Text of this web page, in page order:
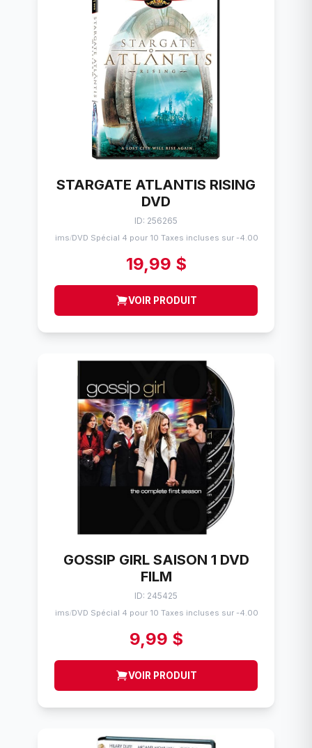
STARGATE ATLANTIS RISING
DVD
ID: 256265
Flims/DVD Spécial 4 pour 10 Taxes incluses sur -4.00$
19,99 $
VOIR PRODUIT
GOSSIP GIRL SAISON 1 DVD
FILM
ID: 245425
Flims/DVD Spécial 4 pour 10 Taxes incluses sur -4.00$
9,99 $
VOIR PRODUIT